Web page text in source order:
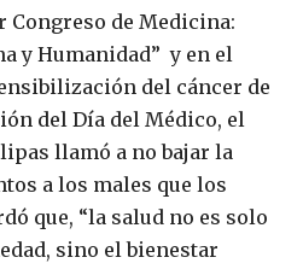
de Medicina:
y Humanidad” y en el
del cáncer de
del Día del Médico, el
llamó a no bajar la
a los males que los
que, “la salud no es solo
sino el bienestar